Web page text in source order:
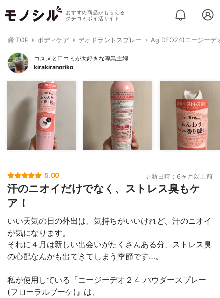
おすすめ商品がもらえる
クチコミポイ活サイト
TOP ボディケア デオドラントスプレー Ag DEO24(エージーデ
コスメと口コミが大好きな専業主婦
kirakiranoriko
5.00 更新日時：6ヶ月以上前
汗のニオイだけでなく、ストレス臭もケ
ア！
いい天気の日の外出は、気持ちがいいけれど、汗のニオイ
が気になります。
それに４月は新しい出会いがたくさんある分、ストレス臭
の心配なんかも出てきてしまう季節です…。
私が使用している『エージーデオ２４ パウダースプレー
(フローラルブーケ)』は、